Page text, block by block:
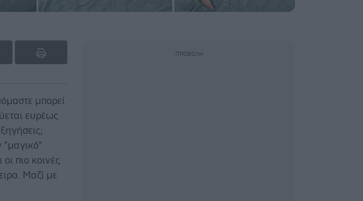
μπορεί
ευρέως
"μαγικό"
πιο κοινές
Μαζί με